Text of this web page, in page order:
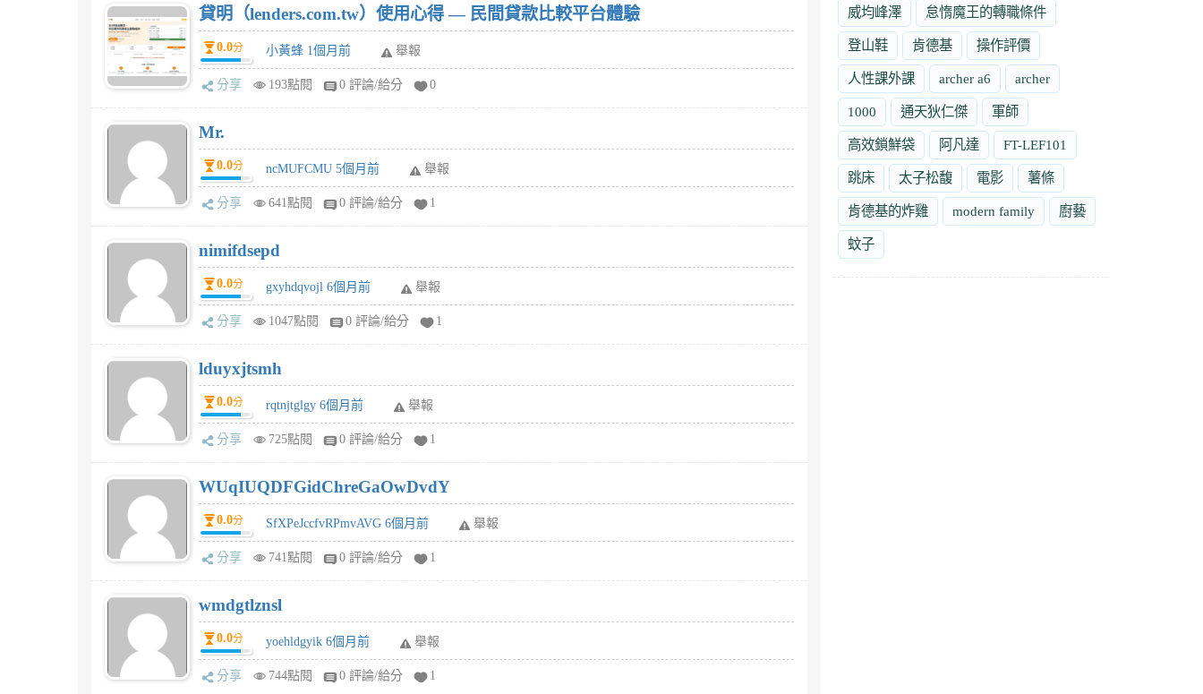
貸明（lenders.com.tw）使用心得 — 民間貸款比較平台體驗
0.0分 小黃蜂 1個月前 舉報
分享 193點閱 0 評論/給分 0
Mr.
0.0分 ncMUFCMU 5個月前 舉報
分享 641點閱 0 評論/給分 1
nimifdsepd
0.0分 gxyhdqvojl 6個月前 舉報
分享 1047點閱 0 評論/給分 1
lduyxjtsmh
0.0分 rqtnjtglgy 6個月前 舉報
分享 725點閱 0 評論/給分 1
WUqIUQDFGidChreGaOwDvdY
0.0分 SfXPeJccfvRPmvAVG 6個月前 舉報
分享 741點閱 0 評論/給分 1
wmdgtlznsl
0.0分 yoehldgyik 6個月前 舉報
分享 744點閱 0 評論/給分 1
威均峰澤 怠惰魔王的轉職條件
登山鞋 肯德基 操作評價
人性課外課 archer a6 archer
1000 通天狄仁傑 軍師
高效鎖鮮袋 阿凡達 FT-LEF101
跳床 太子松馥 電影 薯條
肯德基的炸雞 modern family 廚藝
蚊子